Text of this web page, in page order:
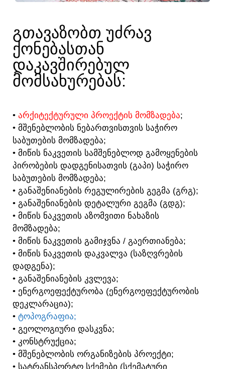
ᲒᲗᲐᲕᲐᲖᲝᲑᲗ ᲣᲫᲠᲐᲕ
ᲥᲝᲜᲔᲑᲐᲡᲗᲐᲜ
ᲓᲐᲙᲐᲕᲨᲘᲠᲔᲑᲣᲚ
ᲛᲝᲛᲡᲐᲮᲣᲠᲔᲑᲐᲡ:​
• ᲐᲠᲥᲘᲢᲔᲥᲢᲣᲠᲣᲚᲘ ᲞᲠᲝᲔᲥᲢᲘᲡ ᲛᲝᲛᲖᲐᲓᲔᲑᲐ;
• ᲛᲨᲔᲜᲔᲑᲚᲝᲑᲘᲡ ᲜᲔᲑᲐᲠᲗᲕᲘᲡᲗᲕᲘᲡ ᲡᲐᲭᲘᲠᲝ
ᲡᲐᲑᲣᲗᲔᲑᲘᲡ ᲛᲝᲛᲖᲐᲓᲔᲑᲐ;
• ᲛᲘᲬᲘᲡ ᲜᲐᲙᲕᲔᲗᲘᲡ ᲡᲐᲛᲨᲔᲜᲔᲑᲚᲝᲓ ᲒᲐᲛᲝᲧᲔᲜᲔᲑᲘᲡ
ᲞᲘᲠᲝᲑᲔᲑᲘᲡ ᲓᲐᲓᲒᲔᲜᲘᲡᲐᲗᲕᲘᲡ (ᲒᲐᲞᲘ) ᲡᲐᲭᲘᲠᲝ
ᲡᲐᲑᲣᲗᲔᲑᲘᲡ ᲛᲝᲛᲖᲐᲓᲔᲑᲐ;
• ᲒᲐᲜᲐᲨᲔᲜᲘᲐᲜᲔᲑᲘᲡ ᲠᲔᲒᲣᲚᲘᲠᲔᲑᲘᲡ ᲒᲔᲒᲛᲐ (ᲒᲠᲒ);
• ᲒᲐᲜᲐᲨᲔᲜᲘᲐᲜᲔᲑᲘᲡ ᲓᲔᲢᲐᲚᲣᲠᲘ ᲒᲔᲒᲛᲐ (ᲒᲓᲒ);
• ᲛᲘᲬᲘᲡ ᲜᲐᲙᲕᲔᲗᲘᲡ ᲐᲖᲝᲛᲕᲘᲗᲘ ᲜᲐᲮᲐᲖᲘᲡ
ᲛᲝᲛᲖᲐᲓᲔᲑᲐ;
• ᲛᲘᲬᲘᲡ ᲜᲐᲙᲕᲔᲗᲘᲡ ᲒᲐᲛᲘᲯᲕᲜᲐ / ᲒᲐᲔᲠᲗᲘᲐᲜᲔᲑᲐ;
• ᲛᲘᲬᲘᲡ ᲜᲐᲙᲕᲔᲗᲘᲡ ᲓᲐᲙᲕᲐᲚᲕᲐ (ᲡᲐᲖᲦᲕᲠᲔᲑᲘᲡ
ᲓᲐᲓᲒᲔᲜᲐ);
• ᲒᲐᲜᲐᲨᲔᲜᲘᲐᲜᲔᲑᲘᲡ ᲙᲕᲚᲔᲕᲐ;
• ᲔᲜᲔᲠᲒᲝᲔᲤᲔᲥᲢᲣᲠᲝᲑᲐ (ᲔᲜᲔᲠᲒᲝᲔᲤᲔᲥᲢᲣᲠᲝᲑᲘᲡ
ᲓᲔᲙᲚᲐᲠᲐᲪᲘᲐ);
• ᲢᲝᲞᲝᲒᲠᲐᲤᲘᲐ;
• ᲒᲔᲝᲚᲝᲒᲘᲣᲠᲘ ᲓᲐᲡᲙᲕᲜᲐ;
• ᲙᲝᲜᲡᲢᲠᲣᲥᲪᲘᲐ;
• ᲛᲨᲔᲜᲔᲑᲚᲝᲑᲘᲡ ᲝᲠᲒᲐᲜᲘᲖᲔᲑᲘᲡ ᲞᲠᲝᲔᲥᲢᲘ;
• ᲡᲐᲢᲠᲐᲜᲡᲞᲝᲠᲢᲝ ᲡᲥᲔᲛᲔᲑᲘ (ᲡᲥᲔᲛᲐᲢᲣᲠᲘ